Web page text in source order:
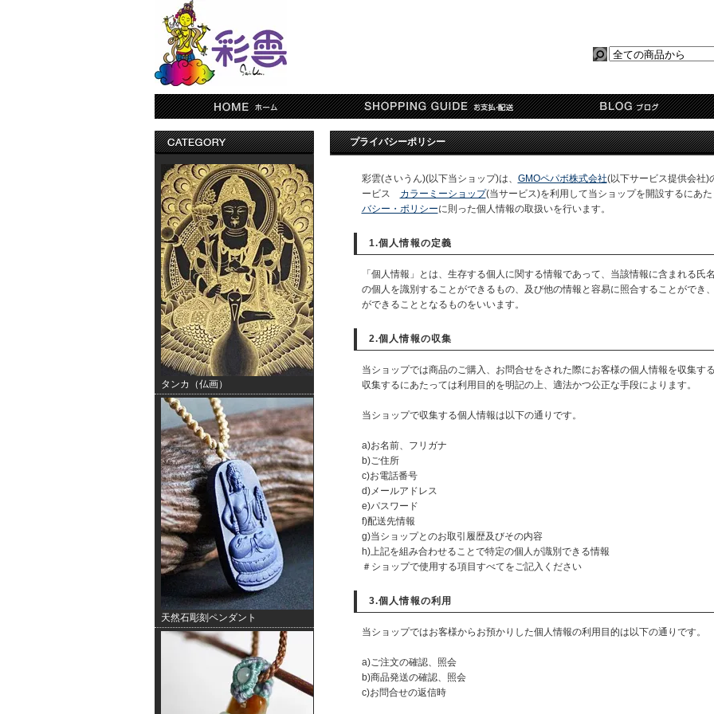
タンカ（仏画）
天然石彫刻ペンダント
プライバシーポリシー
彩雲(さいうん)(以下当ショップ)は、 GMOペパボ株式会社(以下サービス提供会社)
ービス
カラーミーショップ(当サービス)を利用して当ショップを開設するにあ
バシー・ポリシーに則った個人情報の取扱いを行います。
1.個人情報の定義
「個人情報」とは、生存する個人に関する情報であって、当該情報に含まれる氏
の個人を識別することができるもの、及び他の情報と容易に照合することができ
ができることとなるものをいいます。
2.個人情報の収集
当ショップでは商品のご購入、お問合せをされた際にお客様の個人情報を収集す
収集するにあたっては利用目的を明記の上、適法かつ公正な手段によります。
当ショップで収集する個人情報は以下の通りです。
a)お名前、フリガナ
b)ご住所
c)お電話番号
d)メールアドレス
e)パスワード
f)配送先情報
g)当ショップとのお取引履歴及びその内容
h)上記を組み合わせることで特定の個人が識別できる情報
＃ショップで使用する項目すべてをご記入ください
3.個人情報の利用
当ショップではお客様からお預かりした個人情報の利用目的は以下の通りです。
a)ご注文の確認、照会
b)商品発送の確認、照会
c)お問合せの返信時